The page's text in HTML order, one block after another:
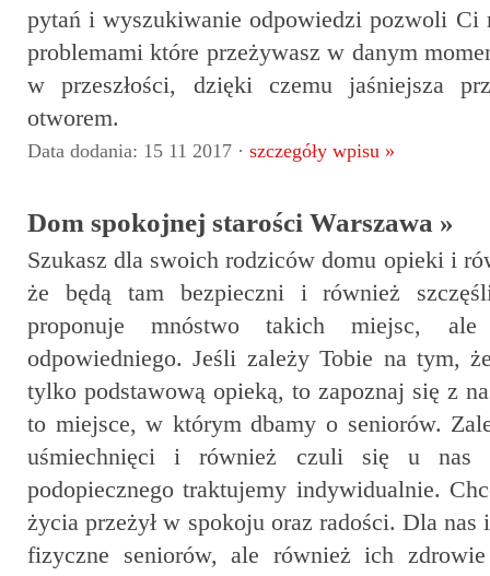
pytań i wyszukiwanie odpowiedzi pozwoli Ci
problemami które przeżywasz w danym
w przeszłości, dzięki czemu jaśniejsza
otworem.
Data dodania: 15 11 2017 · szczegóły wpisu »
Dom spokojnej starości Warszawa »
Szukasz dla swoich rodziców domu opieki i
że będą tam bezpieczni i również
proponuje mnóstwo takich miejsc,
odpowiedniego. Jeśli zależy Tobie na tym,
tylko podstawową opieką, to zapoznaj się z
to miejsce, w którym dbamy o seniorów.
uśmiechnięci i również czuli się u nas
podopiecznego traktujemy indywidualnie.
życia przeżył w spokoju oraz radości. Dla
fizyczne seniorów, ale również ich